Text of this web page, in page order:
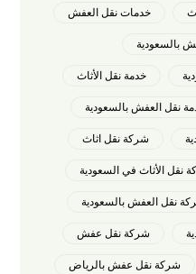
خدمات نقل العفش
بالسعودية
خدمة نقل الأثاث
نقل العفش بالسعودية
شركة نقل اثاث
نقل الأثاث في السعودية
نقل العفش بالسعودية
شركة نقل عفش
شركة نقل عفش بالرياض